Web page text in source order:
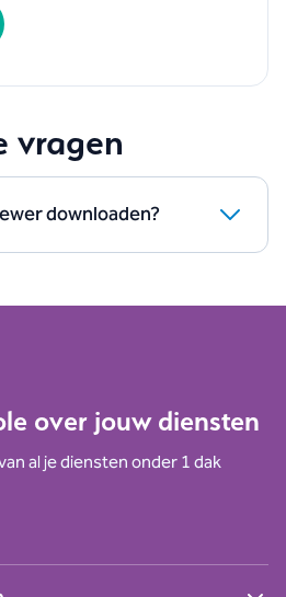
vragen
downloaden?
over jouw diensten
al je diensten onder 1 dak